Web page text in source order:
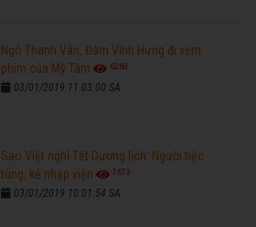
Ngô Thanh Vân, Đàm Vĩnh Hưng đi xem
phim của Mỹ Tâm
6260
03/01/2019 11:03:00 SA
Sao Việt nghỉ Tết Dương lịch: Người tiệc
tùng, kẻ nhập viện
7673
03/01/2019 10:01:54 SA